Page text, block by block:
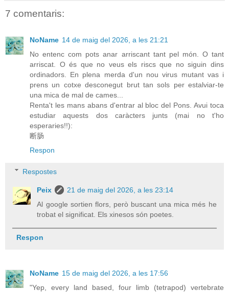
7 comentaris:
NoName 14 de maig del 2026, a les 21:21
No entenc com pots anar arriscant tant pel món. O tant
arriscat. O és que no veus els riscs que no siguin dins
ordinadors. En plena merda d'un nou virus mutant vas i
prens un cotxe desconegut brut tan sols per estalviar-te
una mica de mal de cames...
Renta't les mans abans d'entrar al bloc del Pons. Avui toca
estudiar aquests dos caràcters junts (mai no t'ho
esperaries!!):
断肠
Respon
Respostes
Peix
21 de maig del 2026, a les 23:14
Al google sortien flors, però buscant una mica més he
trobat el significat. Els xinesos són poetes.
Respon
NoName 15 de maig del 2026, a les 17:56
"Yep, every land based, four limb (tetrapod) vertebrate